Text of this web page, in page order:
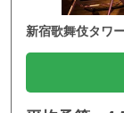
新宿歌舞伎タワ